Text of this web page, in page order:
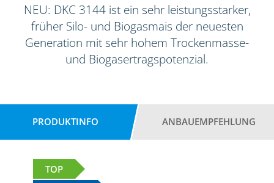
NEU: DKC 3144 ist ein sehr leistungsstarker,
früher Silo- und Biogasmais der neuesten
Generation mit sehr hohem Trockenmasse-
und Biogasertragspotenzial.
PRODUKTINFO ANBAUEMPFEHLUNG
TOP